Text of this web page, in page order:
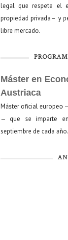
legal que respete el
propiedad privada— y
libre mercado.
Máster en
Austriaca
Máster oficial europeo
— que se imparte
septiembre de cada año.